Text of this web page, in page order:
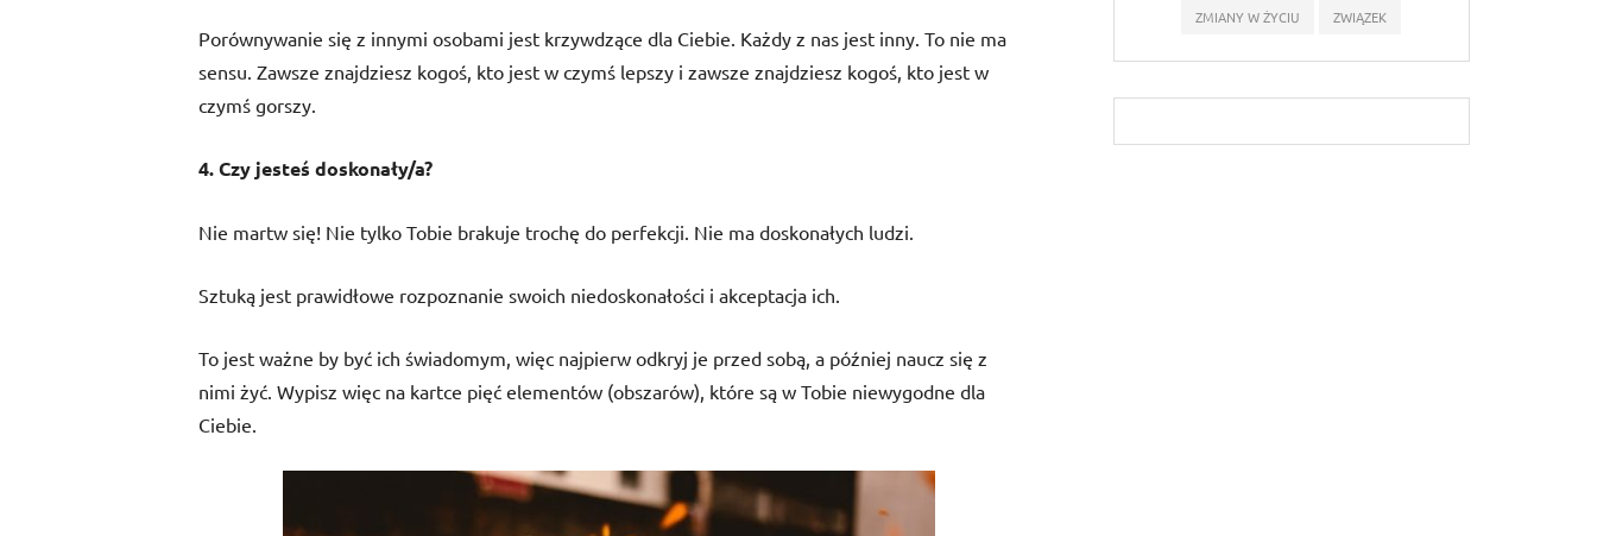
Porównywanie się z innymi osobami jest krzywdzące dla Ciebie. Każdy z nas jest inny. To nie ma
sensu. Zawsze znajdziesz kogoś, kto jest w czymś lepszy i zawsze znajdziesz kogoś, kto jest w
czymś gorszy.
4. Czy jesteś doskonały/a?
Nie martw się! Nie tylko Tobie brakuje trochę do perfekcji. Nie ma doskonałych ludzi.
Sztuką jest prawidłowe rozpoznanie swoich niedoskonałości i akceptacja ich.
To jest ważne by być ich świadomym, więc najpierw odkryj je przed sobą, a później naucz się z
nimi żyć. Wypisz więc na kartce pięć elementów (obszarów), które są w Tobie niewygodne dla
Ciebie.
ZMIANY W ŻYCIU
ZWIĄZEK